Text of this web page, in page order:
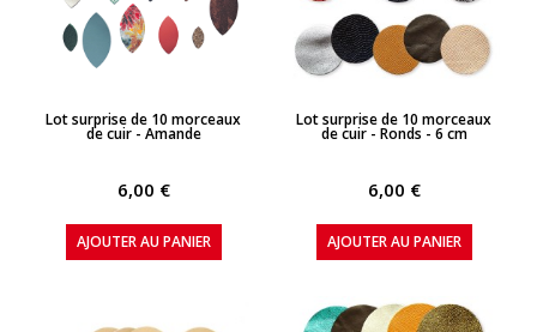
APERÇU RAPIDE
Lot surprise de 10 morceaux
de cuir - Amande
6,00 €
AJOUTER AU PANIER
APERÇU RAPIDE
Lot surprise de 10 morceaux
de cuir - Ronds - 6 cm
6,00 €
AJOUTER AU PANIER